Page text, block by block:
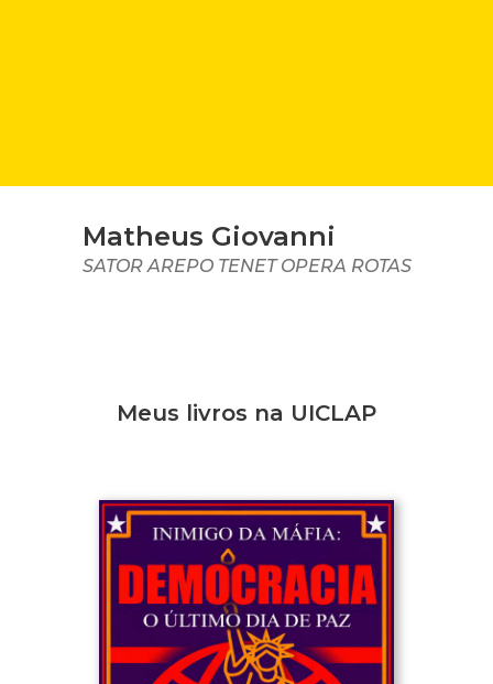
Matheus Giovanni
SATOR AREPO TENET OPERA ROTAS
Meus livros na UICLAP